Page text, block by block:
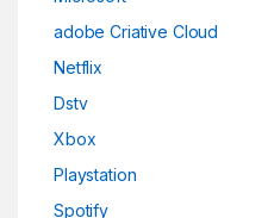
adobe Criative Cloud
Netflix
Dstv
Xbox
Playstation
Spotify